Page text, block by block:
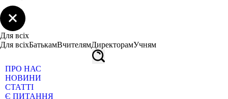
Для всіх
Для всіхБатькамВчителямДиректорамУчням
ПРО НАС
НОВИНИ
СТАТТІ
Є ПИТАННЯ